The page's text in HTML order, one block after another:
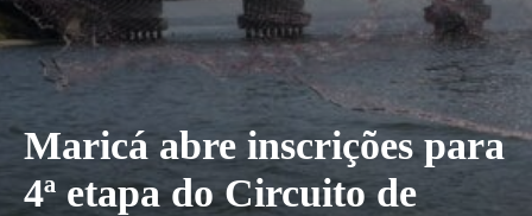
Maricá abre inscrições para
4ª etapa do Circuito de